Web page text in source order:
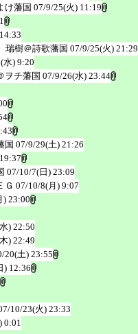
け藩国 07/9/25(火) 11:19
樹＠詩歌藩国 07/9/25(火) 21:29
水) 9:20
ヲチ藩国 07/9/26(水) 23:44
国 07/9/29(土) 21:26
07/10/7(日) 23:09
Ｇ 07/10/8(月) 9:07
) 23:00
) 22:50
) 22:49
20(土) 23:55
) 12:36
10/23(火) 23:33
0:01